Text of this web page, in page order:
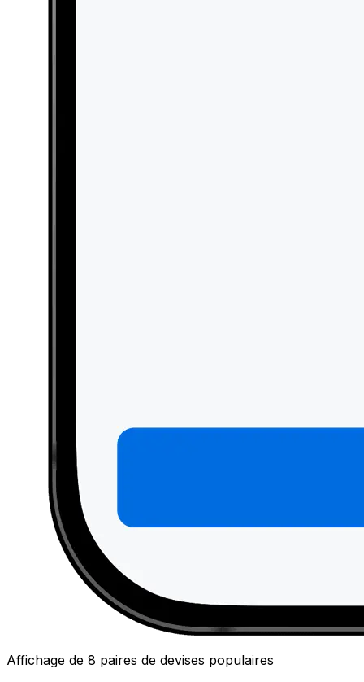
Affichage de 8 paires de devises populaires